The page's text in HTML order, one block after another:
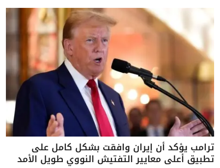
ترامب يؤكد أن إيران وافقت بشكل كامل على
تطبيق أعلى معايير التفتيش النووي طويل الأمد